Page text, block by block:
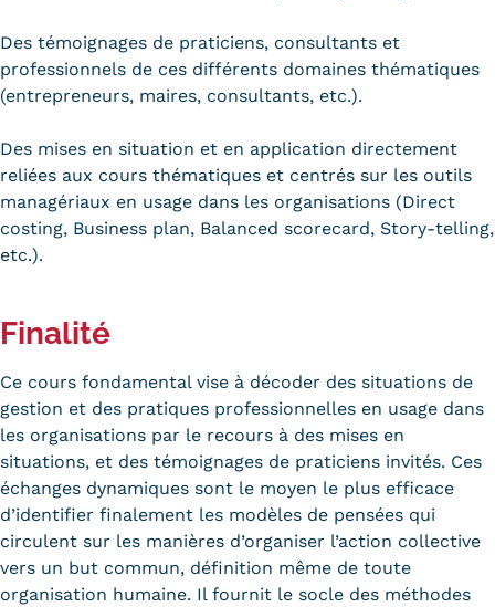
OFFRE NATIONALE
Catalogue national
Équivalences, passerelles et
suites de parcours
Modalités d'enseignement
Validation des Acquis de
l'Expérience (VAE)
Validation des études
supérieures (VES)
Validation des acquis
Des témoignages de praticiens, consultants et
professionnels de ces différents domaines thématiques
(entrepreneurs, maires, consultants, etc.).
Des mises en situation et en application directement
reliées aux cours thématiques et centrés sur les outils
managériaux en usage dans les organisations (Direct
costing, Business plan, Balanced scorecard, Story-telling,
etc.).
Finalité
Ce cours fondamental vise à décoder des situations de
gestion et des pratiques professionnelles en usage dans
les organisations par le recours à des mises en
situations, et des témoignages de praticiens invités. Ces
échanges dynamiques sont le moyen le plus efficace
d’identifier finalement les modèles de pensées qui
circulent sur les manières d’organiser l’action collective
vers un but commun, définition même de toute
organisation humaine. Il fournit le socle des méthodes